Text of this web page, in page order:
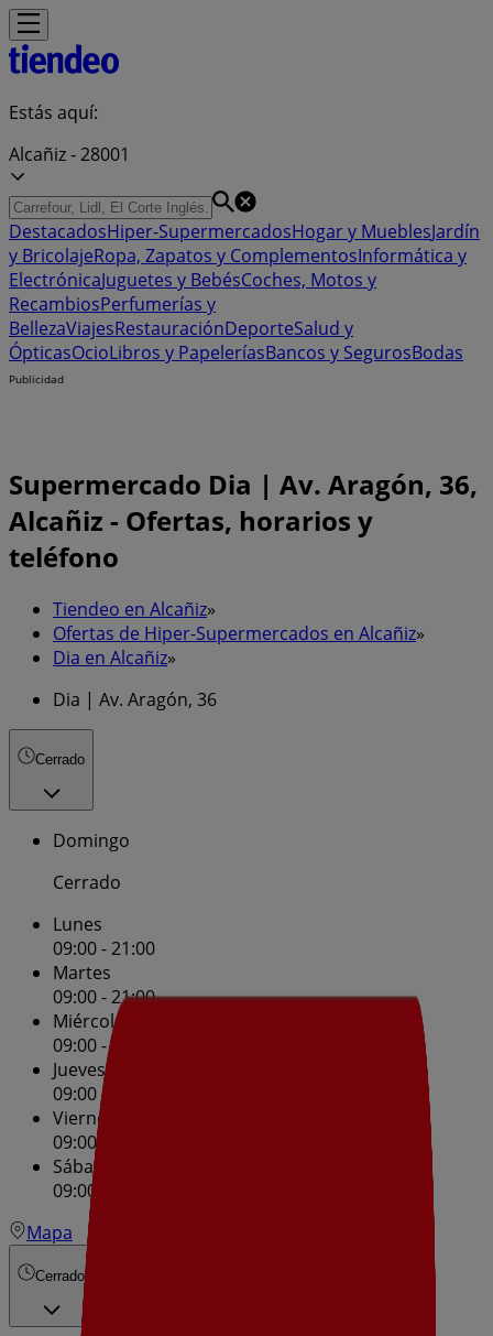
Estás aquí:
Alcañiz - 28001
DestacadosHiper-SupermercadosHogar y MueblesJardín
y BricolajeRopa, Zapatos y ComplementosInformática y
ElectrónicaJuguetes y BebésCoches, Motos y
RecambiosPerfumerías y
BellezaViajesRestauraciónDeporteSalud y
ÓpticasOcioLibros y PapeleríasBancos y SegurosBodas
Publicidad
Supermercado Dia | Av. Aragón, 36,
Alcañiz - Ofertas, horarios y
teléfono
Tiendeo en Alcañiz»
Ofertas de Hiper-Supermercados en Alcañiz»
Dia en Alcañiz»
Dia | Av. Aragón, 36
Cerrado
Domingo
Cerrado
Lunes
09:00 - 21:00
Martes
09:00 - 21:00
Miércoles
09:00 - 21:00
Jueves
09:00 - 21:00
Viernes
09:00 - 21:00
Sábado
09:00 - 21:00
Mapa
Cerrado